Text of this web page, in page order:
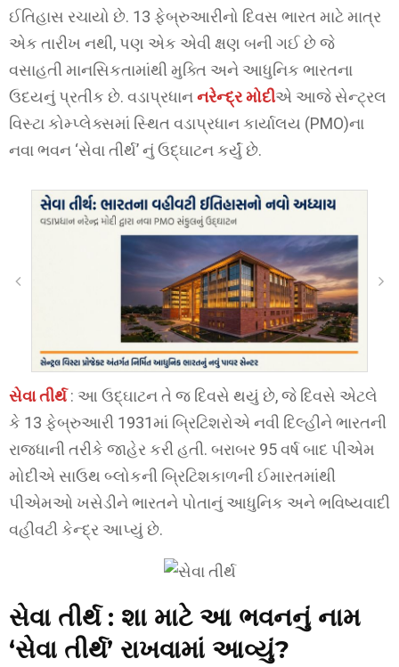
ઈતિહાસ રચાયો છે. 13 ફેબ્રુઆરીનો દિવસ ભારત માટે માત્ર
એક તારીખ નથી, પણ એક એવી ક્ષણ બની ગઈ છે જે
વસાહતી માનસિકતામાંથી મુક્તિ અને આધુનિક ભારતના
ઉદયનું પ્રતીક છે. વડાપ્રધાનનરેન્દ્ર મોદીએ આજે સેન્ટ્રલ
વિસ્ટા કોમ્પ્લેક્સમાં સ્થિત વડાપ્રધાન કાર્યાલય (PMO)ના
નવા ભવન ‘સેવા તીર્થ’ નું ઉદ્ઘાટન કર્યું છે.
સેવા તીર્થ: આ ઉદ્ઘાટન તે જ દિવસે થયું છે, જે દિવસે એટલે
કે 13 ફેબ્રુઆરી 1931માં બ્રિટિશરોએ નવી દિલ્હીને ભારતની
રાજધાની તરીકે જાહેર કરી હતી. બરાબર 95 વર્ષ બાદ પીએમ
મોદીએ સાઉથ બ્લોકની બ્રિટિશકાળની ઈમારતમાંથી
પીએમઓ ખસેડીને ભારતને પોતાનું આધુનિક અને ભવિષ્યવાદી
વહીવટી કેન્દ્ર આપ્યું છે.
સેવા તીર્થ : શા માટે આ ભવનનું નામ
‘સેવા તીર્થ’ રાખવામાં આવ્યું?